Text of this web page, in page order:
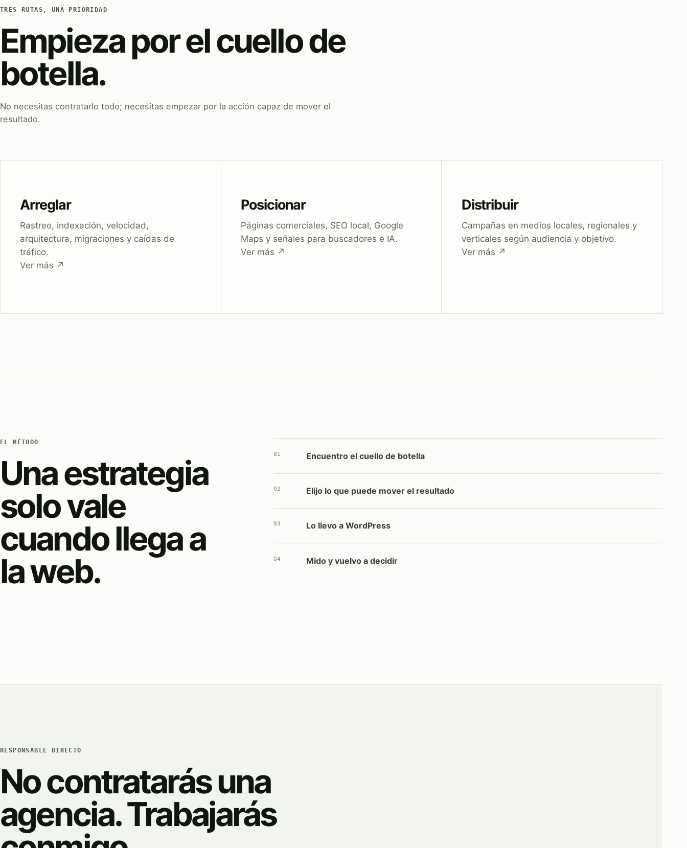
TRES RUTAS, UNA PRIORIDAD
Empieza por el cuello de
botella.
No necesitas contratarlo todo; necesitas empezar por la acción capaz de mover el
resultado.
Arreglar
Rastreo, indexación, velocidad,
arquitectura, migraciones y caídas de
tráfico.
Ver más ↗
Posicionar
Páginas comerciales, SEO local, Google
Maps y señales para buscadores e IA.
Ver más ↗
Distribuir
Campañas en medios locales, regionales y
verticales según audiencia y objetivo.
Ver más ↗
EL MÉTODO
Una estrategia
solo vale
cuando llega a
la web.
01 Encuentro el cuello de botella
02 Elijo lo que puede mover el resultado
03 Lo llevo a WordPress
04 Mido y vuelvo a decidir
RESPONSABLE DIRECTO
No contratarás una
agencia. Trabajarás